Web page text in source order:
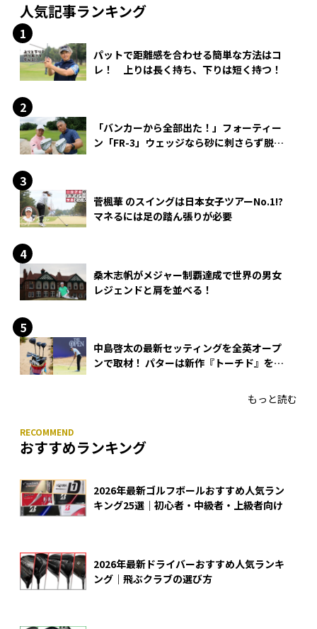
人気記事ランキング
パットで距離感を合わせる簡単な方法はコ
レ！ 上りは長く持ち、下りは短く持つ！
「バンカーから全部出た！」フォーティー
ン「FR-3」ウェッジなら砂に刺さらず脱出
菅楓華 のスイングは日本女子ツアーNo.1!?
マネるには足の踏ん張りが必要
桑木志帆がメジャー制覇達成で世界の男女
レジェンドと肩を並べる！
中島啓太の最新セッティングを全英オープ
ンで取材！ パターは新作『トーチド』を投
もっと読む
おすすめランキング
2026年最新ゴルフボールおすすめ人気ラン
キング25選｜初心者・中級者・上級者向け
2026年最新ドライバーおすすめ人気ランキ
ング｜飛ぶクラブの選び方